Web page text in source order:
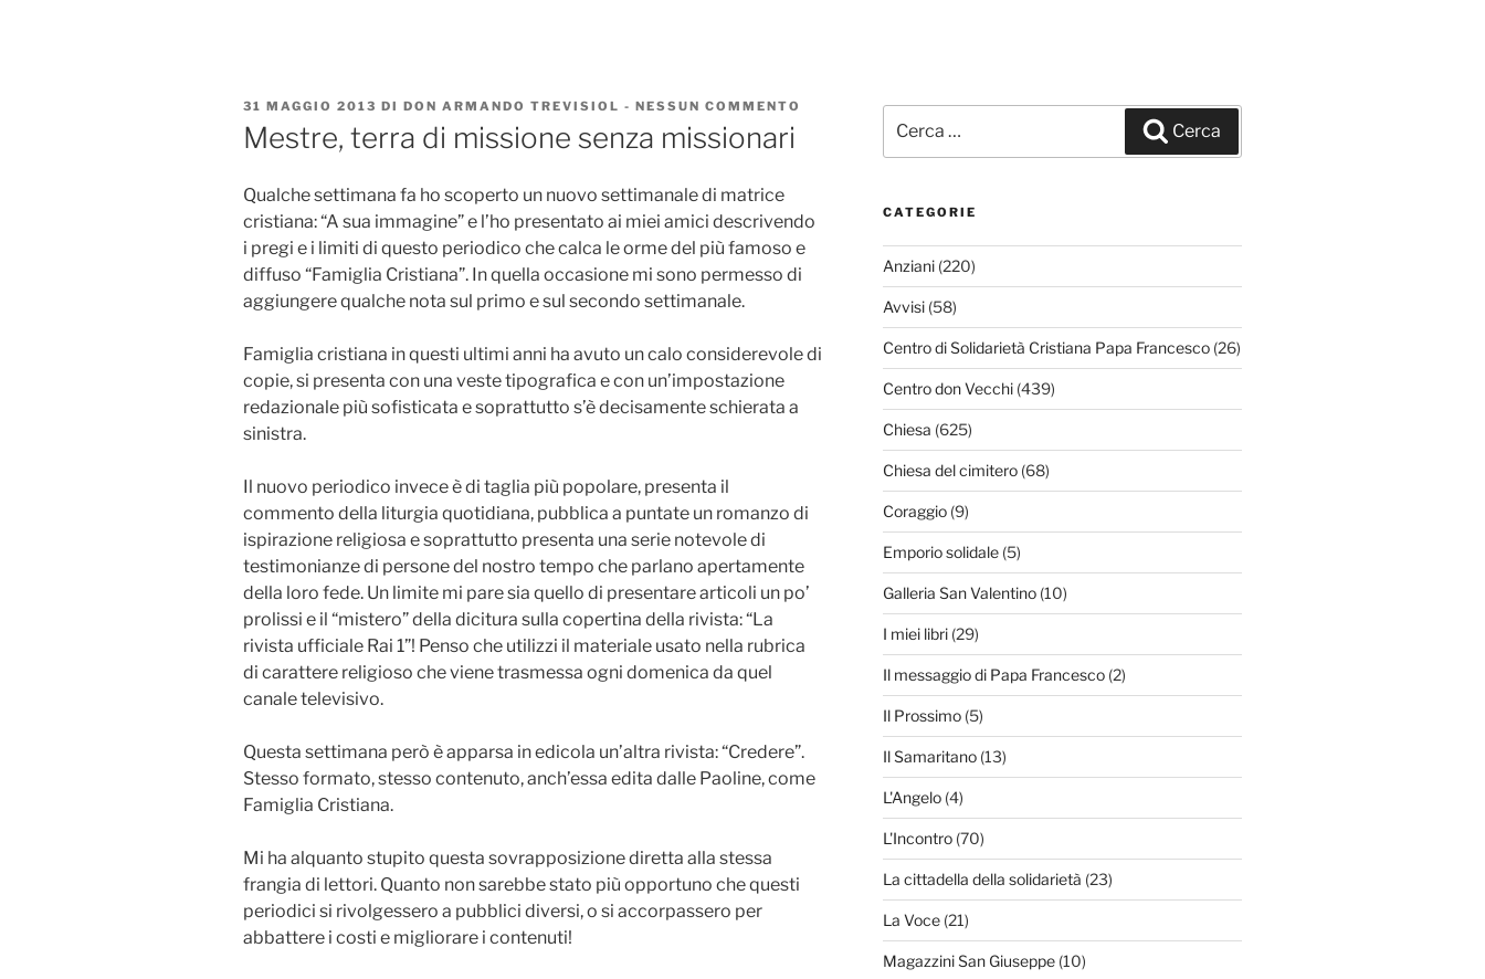
PUBBLICATO
IL
31 MAGGIO 2013 DI DON ARMANDO TREVISIOL - NESSUN COMMENTO
MISSIONARI
Mestre, terra di missione senza missionari
Qualche settimana fa ho scoperto un nuovo settimanale di matrice
cristiana: “A sua immagine” e l’ho presentato ai miei amici descrivendo
i pregi e i limiti di questo periodico che calca le orme del più famoso e
diffuso “Famiglia Cristiana”. In quella occasione mi sono permesso di
aggiungere qualche nota sul primo e sul secondo settimanale.
Famiglia cristiana in questi ultimi anni ha avuto un calo considerevole di
copie, si presenta con una veste tipografica e con un’impostazione
redazionale più sofisticata e soprattutto s’è decisamente schierata a
sinistra.
Il nuovo periodico invece è di taglia più popolare, presenta il
commento della liturgia quotidiana, pubblica a puntate un romanzo di
ispirazione religiosa e soprattutto presenta una serie notevole di
testimonianze di persone del nostro tempo che parlano apertamente
della loro fede. Un limite mi pare sia quello di presentare articoli un po’
prolissi e il “mistero” della dicitura sulla copertina della rivista: “La
rivista ufficiale Rai 1”! Penso che utilizzi il materiale usato nella rubrica
di carattere religioso che viene trasmessa ogni domenica da quel
canale televisivo.
Questa settimana però è apparsa in edicola un’altra rivista: “Credere”.
Stesso formato, stesso contenuto, anch’essa edita dalle Paoline, come
Famiglia Cristiana.
Mi ha alquanto stupito questa sovrapposizione diretta alla stessa
frangia di lettori. Quanto non sarebbe stato più opportuno che questi
periodici si rivolgessero a pubblici diversi, o si accorpassero per
abbattere i costi e migliorare i contenuti!
Cerca
CATEGORIE
Anziani(220)
Avvisi(58)
Centro di Solidarietà Cristiana Papa Francesco(26)
Centro don Vecchi(439)
Chiesa (625)
Chiesa del cimitero(68)
Coraggio(9)
Emporio solidale(5)
Galleria San Valentino(10)
I miei libri(29)
Il messaggio di Papa Francesco(2)
Il Prossimo(5)
Il Samaritano(13)
L'Angelo(4)
L'Incontro(70)
La cittadella della solidarietà (23)
La Voce(21)
Magazzini San Giuseppe(10)